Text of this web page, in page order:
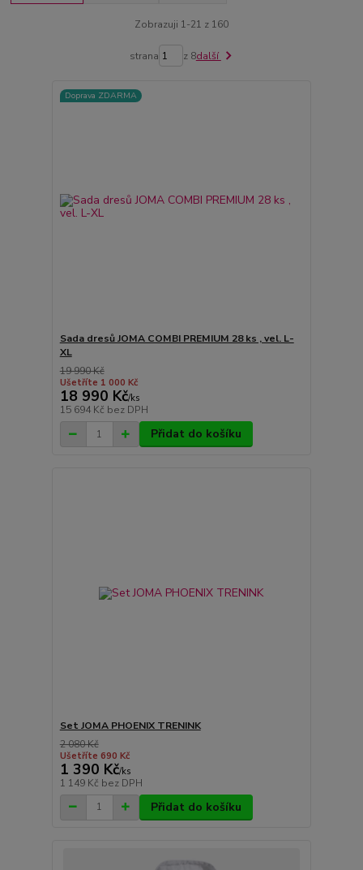
Zobrazuji 1-21 z 160
strana z 8další
Doprava ZDARMA
Sada dresů JOMA COMBI PREMIUM 28 ks , vel. L-
XL
19 990 Kč
Ušetříte 1 000 Kč
18 990 Kč/ks
15 694 Kč bez DPH
Přidat do košíku
Set JOMA PHOENIX TRENINK
2 080 Kč
Ušetříte 690 Kč
1 390 Kč/ks
1 149 Kč bez DPH
Přidat do košíku